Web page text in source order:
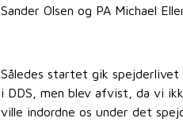
Sander Olsen og PA Michael
Således startet gik
i DDS, men blev afvist, da vi
ville indordne os under det